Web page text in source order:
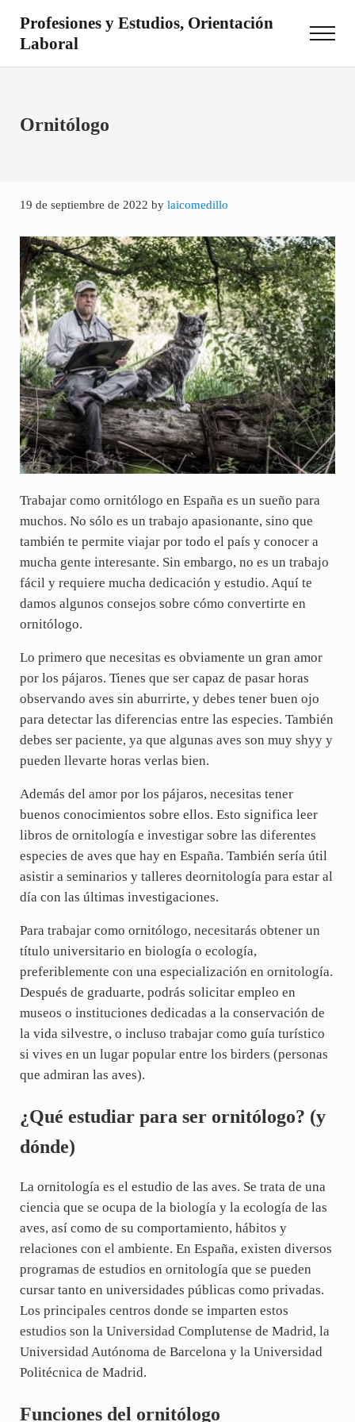
Profesiones y Estudios, Orientación
Laboral
Menu
Ornitólogo
19 de septiembre de 2022 by laicomedillo
Trabajar como ornitólogo en España es un sueño para
muchos. No sólo es un trabajo apasionante, sino que
también te permite viajar por todo el país y conocer a
mucha gente interesante. Sin embargo, no es un trabajo
fácil y requiere mucha dedicación y estudio. Aquí te
damos algunos consejos sobre cómo convertirte en
ornitólogo.
Lo primero que necesitas es obviamente un gran amor
por los pájaros. Tienes que ser capaz de pasar horas
observando aves sin aburrirte, y debes tener buen ojo
para detectar las diferencias entre las especies. También
debes ser paciente, ya que algunas aves son muy shyy y
pueden llevarte horas verlas bien.
Además del amor por los pájaros, necesitas tener
buenos conocimientos sobre ellos. Esto significa leer
libros de ornitología e investigar sobre las diferentes
especies de aves que hay en España. También sería útil
asistir a seminarios y talleres deornitología para estar al
día con las últimas investigaciones.
Para trabajar como ornitólogo, necesitarás obtener un
título universitario en biología o ecología,
preferiblemente con una especialización en ornitología.
Después de graduarte, podrás solicitar empleo en
museos o instituciones dedicadas a la conservación de
la vida silvestre, o incluso trabajar como guía turístico
si vives en un lugar popular entre los birders (personas
que admiran las aves).
¿Qué estudiar para ser ornitólogo? (y
dónde)
La ornitología es el estudio de las aves. Se trata de una
ciencia que se ocupa de la biología y la ecología de las
aves, así como de su comportamiento, hábitos y
relaciones con el ambiente. En España, existen diversos
programas de estudios en ornitología que se pueden
cursar tanto en universidades públicas como privadas.
Los principales centros donde se imparten estos
estudios son la Universidad Complutense de Madrid, la
Universidad Autónoma de Barcelona y la Universidad
Politécnica de Madrid.
Funciones del ornitólogo